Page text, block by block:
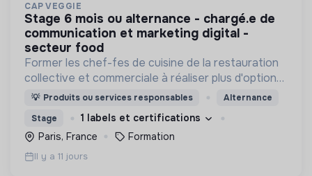
CAP VEGGIE
stage 6 mois ou alternance - chargé.e de
communication et marketing digital -
secteur food
Former les chef-fes de cuisine de la restauration
collective et commerciale à réaliser plus d'options
végétariennes et végan.
💡 Produits ou services responsables
Alternance
Stage
1 labels et certifications
Paris, France
Formation
Il y a 11 jours